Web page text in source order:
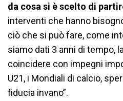
da cosa si è scelto di
interventi che hanno
ciò che si può fare, come
siamo dati 3 anni di tempo,
coincidere con impegni
U21, i Mondiali di calcio,
fiducia invano”.